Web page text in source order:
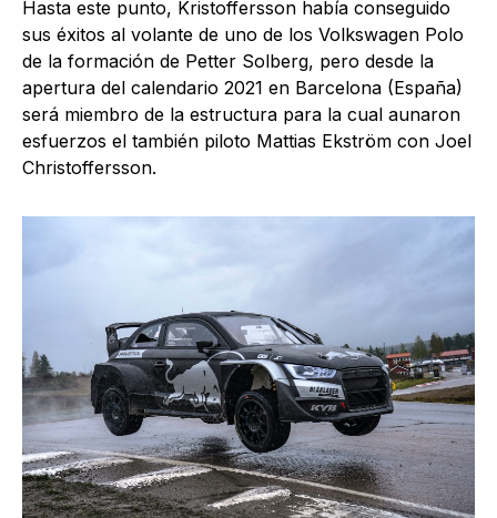
Hasta este punto, Kristoffersson había conseguido
sus éxitos al volante de uno de los Volkswagen Polo
de la formación de Petter Solberg, pero desde la
apertura del calendario 2021 en Barcelona (España)
será miembro de la estructura para la cual aunaron
esfuerzos el también piloto Mattias Ekström con Joel
Christoffersson.